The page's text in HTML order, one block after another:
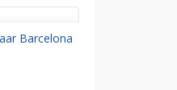
Barcelona